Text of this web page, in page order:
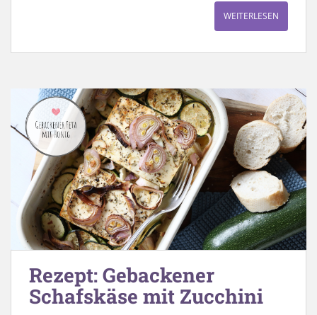
WEITERLESEN
Rezept: Gebackener
Schafskäse mit Zucchini